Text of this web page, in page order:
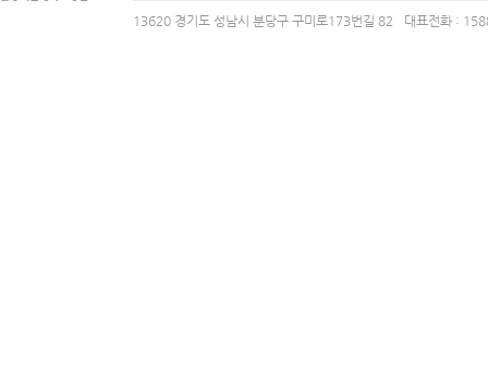
13620 경기도 성남시 분당구 구미로173번길 82 대표전화 :